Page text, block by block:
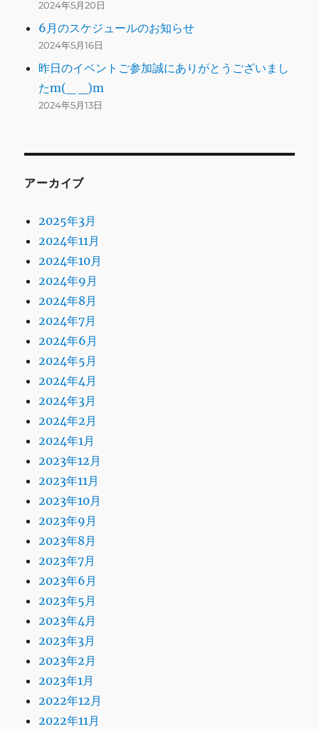
2024年5月20日
6月のスケジュールのお知らせ
2024年5月16日
昨日のイベントご参加誠にありがとうございまし
たm(_ _)m
2024年5月13日
アーカイブ
2025年3月
2024年11月
2024年10月
2024年9月
2024年8月
2024年7月
2024年6月
2024年5月
2024年4月
2024年3月
2024年2月
2024年1月
2023年12月
2023年11月
2023年10月
2023年9月
2023年8月
2023年7月
2023年6月
2023年5月
2023年4月
2023年3月
2023年2月
2023年1月
2022年12月
2022年11月